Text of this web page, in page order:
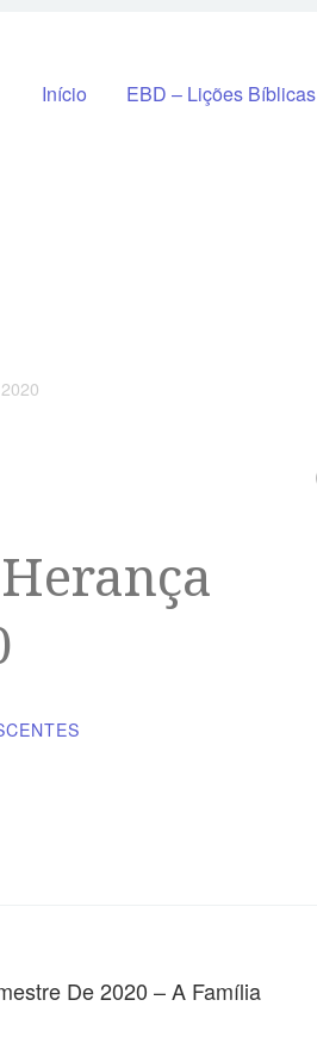
para o conteúdo
Início EBD – Lições Bíblicas
De 2020 – A Família